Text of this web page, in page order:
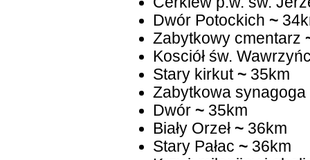
Dwór Potockich ~
Zabytkowy cmentarz
Kosciół św.
Stary kirkut ~35km
Zabytkowa synagoga
Dwór ~35km
Biały Orzeł ~36km
Stary Pałac ~36km